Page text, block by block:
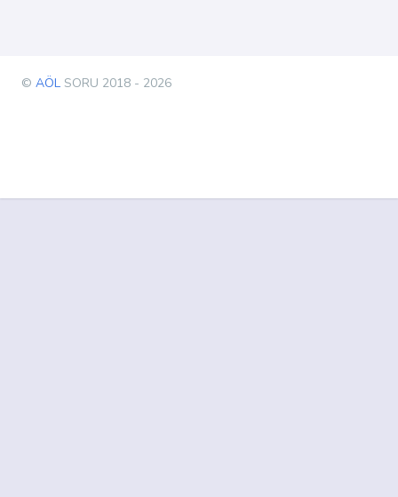
© AÖL SORU 2018 - 2026